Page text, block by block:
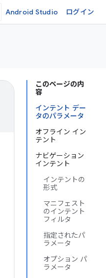
Android Studio ログイン
このページの内
容
インテント デー
タのパラメータ
オフライン イン
テント
ナビゲーション
インテント
インテントの
形式
マニフェスト
のインテント
フィルタ
指定されたパ
ラメータ
オプション パ
ラメータ